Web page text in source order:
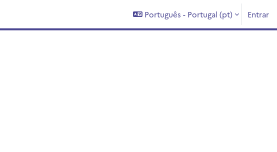
Português - Portugal ‎(pt)‎ Entrar